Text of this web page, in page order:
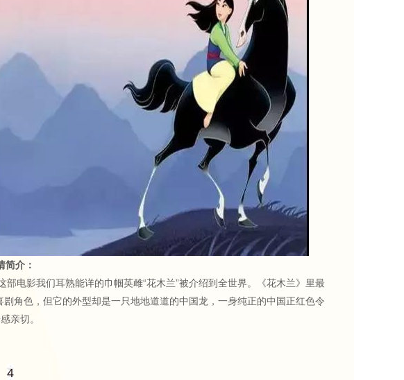
简介：
电影我们耳熟能详的巾帼英雌“花木兰”被介绍到全世界。《花木兰》里最
角色，但它的外型却是一只地地道道的中国龙，一身纯正的中国正红色令
亲切。
4